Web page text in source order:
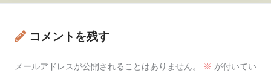
コメントを残す
メールアドレスが公開されることはありません。 ※ が付いてい